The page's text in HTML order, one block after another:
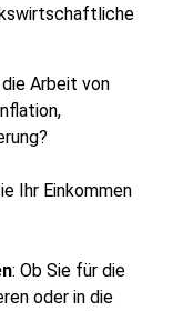
Arbeit von
Ihr Einkommen
: Ob Sie für die
oder in die